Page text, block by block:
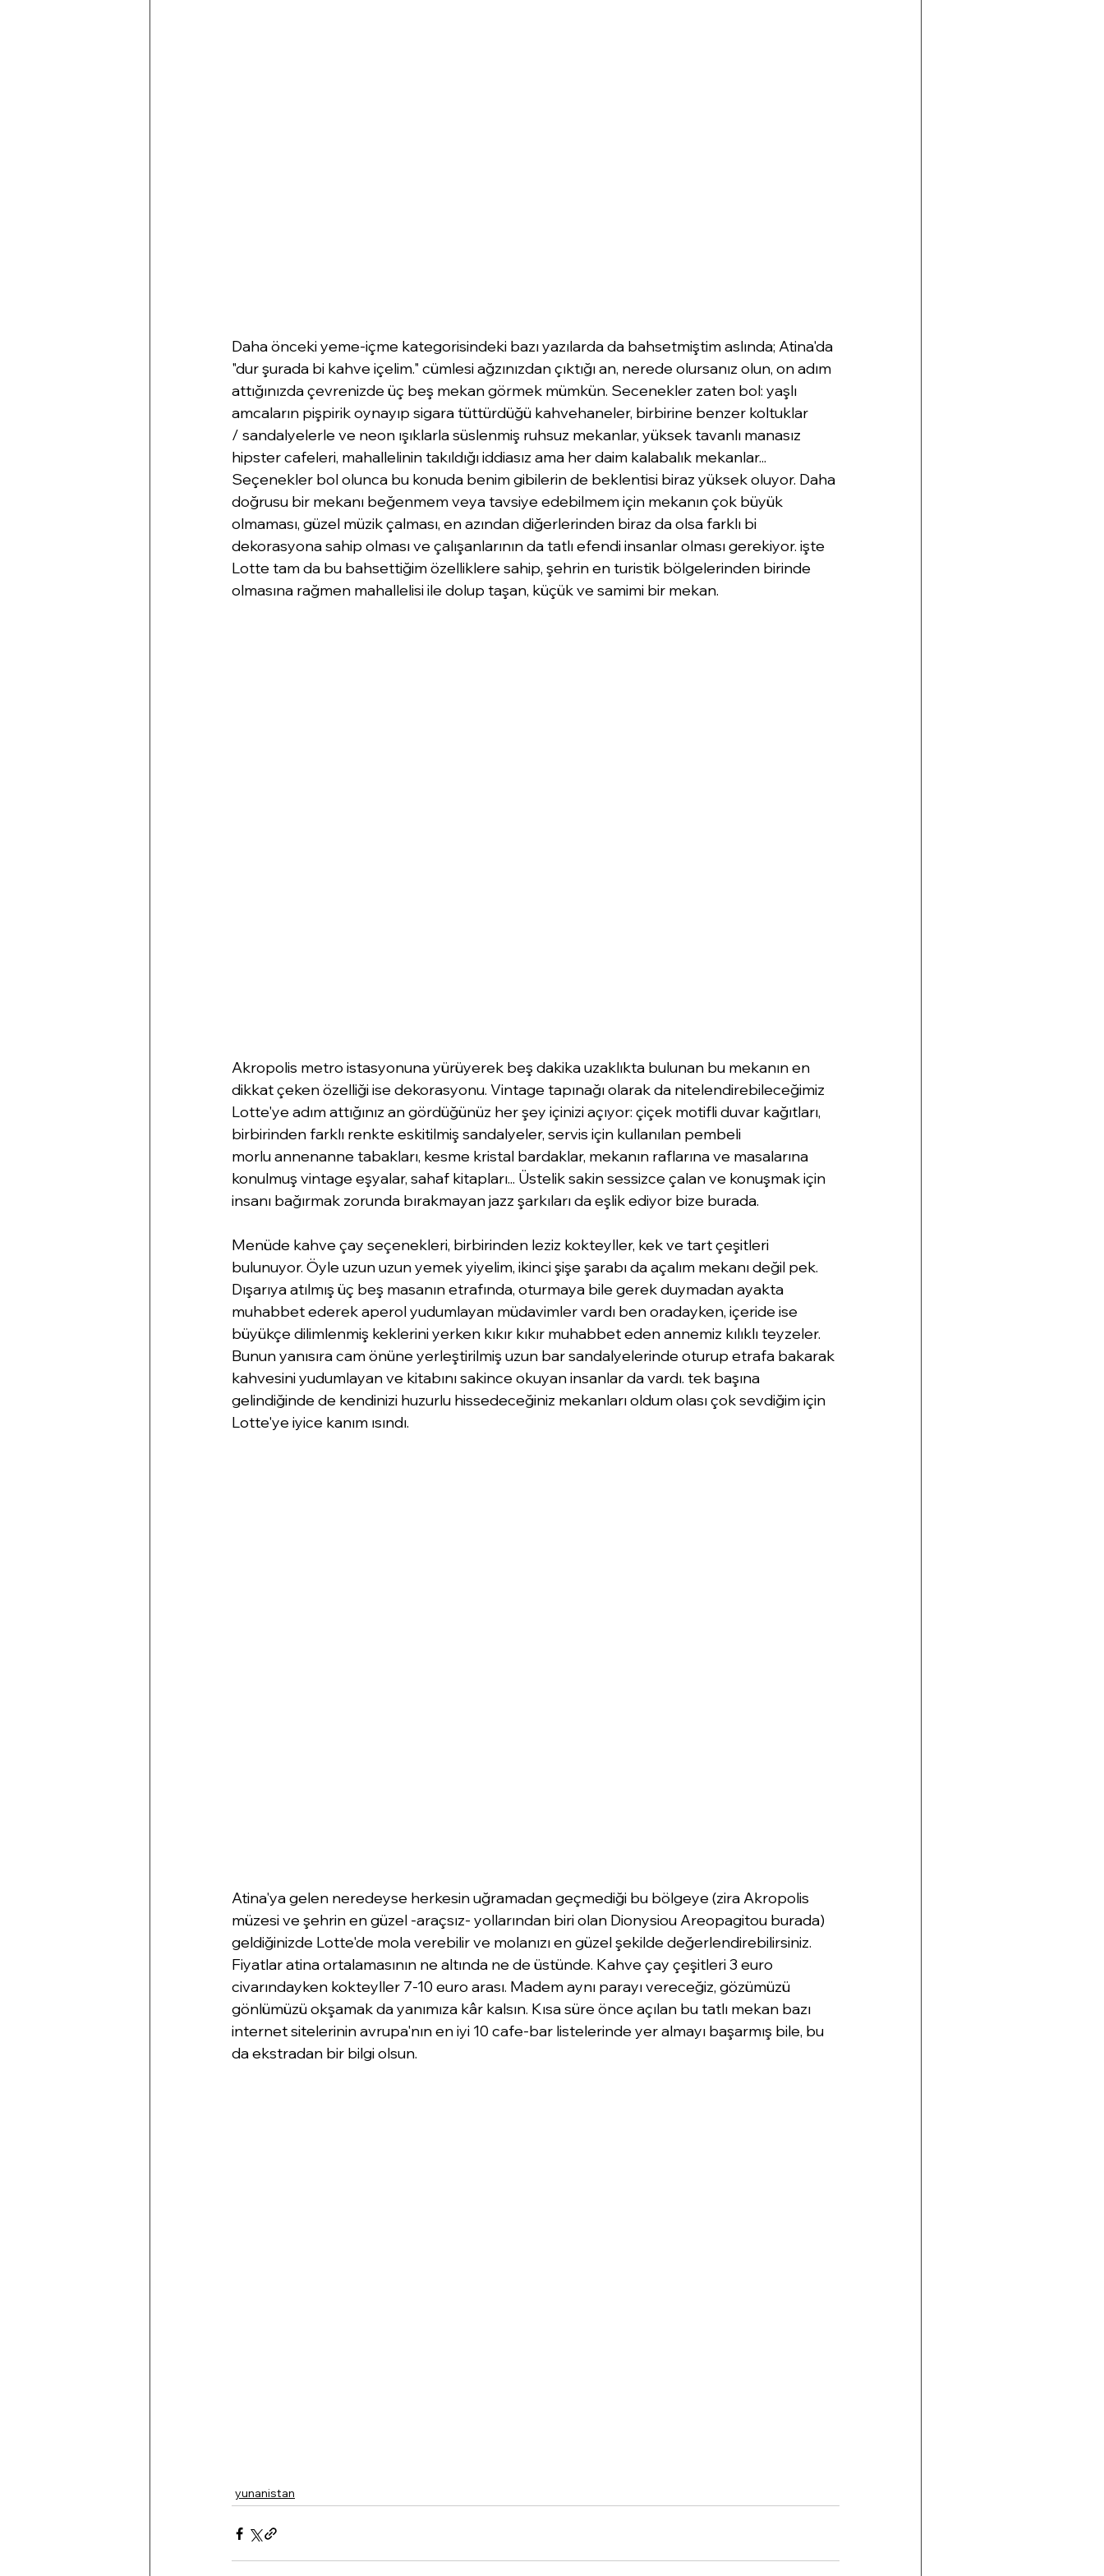
Daha önceki yeme-içme kategorisindeki bazı yazılarda da bahsetmiştim aslında; Atina'da
"dur şurada bi kahve içelim." cümlesi ağzınızdan çıktığı an, nerede olursanız olun, on adım
attığınızda çevrenizde üç beş mekan görmek mümkün. Secenekler zaten bol: yaşlı
amcaların pişpirik oynayıp sigara tüttürdüğü kahvehaneler, birbirine benzer koltuklar
/ sandalyelerle ve neon ışıklarla süslenmiş ruhsuz mekanlar, yüksek tavanlı manasız
hipster cafeleri, mahallelinin takıldığı iddiasız ama her daim kalabalık mekanlar...
Seçenekler bol olunca bu konuda benim gibilerin de beklentisi biraz yüksek oluyor. Daha
doğrusu bir mekanı beğenmem veya tavsiye edebilmem için mekanın çok büyük
olmaması, güzel müzik çalması, en azından diğerlerinden biraz da olsa farklı bi
dekorasyona sahip olması ve çalışanlarının da tatlı efendi insanlar olması gerekiyor. işte
Lotte tam da bu bahsettiğim özelliklere sahip, şehrin en turistik bölgelerinden birinde
olmasına rağmen mahallelisi ile dolup taşan, küçük ve samimi bir mekan.
Akropolis metro istasyonuna yürüyerek beş dakika uzaklıkta bulunan bu mekanın en
dikkat çeken özelliği ise dekorasyonu. Vintage tapınağı olarak da nitelendirebileceğimiz
Lotte'ye adım attığınız an gördüğünüz her şey içinizi açıyor: çiçek motifli duvar kağıtları,
birbirinden farklı renkte eskitilmiş sandalyeler, servis için kullanılan pembeli
morlu annenanne tabakları, kesme kristal bardaklar, mekanın raflarına ve masalarına
konulmuş vintage eşyalar, sahaf kitapları... Üstelik sakin sessizce çalan ve konuşmak için
insanı bağırmak zorunda bırakmayan jazz şarkıları da eşlik ediyor bize burada.
Menüde kahve çay seçenekleri, birbirinden leziz kokteyller, kek ve tart çeşitleri
bulunuyor. Öyle uzun uzun yemek yiyelim, ikinci şişe şarabı da açalım mekanı değil pek.
Dışarıya atılmış üç beş masanın etrafında, oturmaya bile gerek duymadan ayakta
muhabbet ederek aperol yudumlayan müdavimler vardı ben oradayken, içeride ise
büyükçe dilimlenmiş keklerini yerken kıkır kıkır muhabbet eden annemiz kılıklı teyzeler.
Bunun yanısıra cam önüne yerleştirilmiş uzun bar sandalyelerinde oturup etrafa bakarak
kahvesini yudumlayan ve kitabını sakince okuyan insanlar da vardı. tek başına
gelindiğinde de kendinizi huzurlu hissedeceğiniz mekanları oldum olası çok sevdiğim için
Lotte'ye iyice kanım ısındı.
Atina'ya gelen neredeyse herkesin uğramadan geçmediği bu bölgeye (zira Akropolis
müzesi ve şehrin en güzel -araçsız- yollarından biri olan Dionysiou Areopagitou burada)
geldiğinizde Lotte'de mola verebilir ve molanızı en güzel şekilde değerlendirebilirsiniz.
Fiyatlar atina ortalamasının ne altında ne de üstünde. Kahve çay çeşitleri 3 euro
civarındayken kokteyller 7-10 euro arası. Madem aynı parayı vereceğiz, gözümüzü
gönlümüzü okşamak da yanımıza kâr kalsın. Kısa süre önce açılan bu tatlı mekan bazı
internet sitelerinin avrupa'nın en iyi 10 cafe-bar listelerinde yer almayı başarmış bile, bu
da ekstradan bir bilgi olsun.
yunanistan